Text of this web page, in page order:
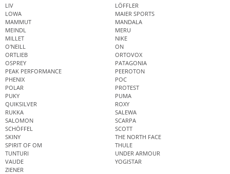
LIV
LÖFFLER
LOWA
MAIER SPORTS
MAMMUT
MANDALA
MEINDL
MERU
MILLET
NIKE
O'NEILL
ON
ORTLIEB
ORTOVOX
OSPREY
PATAGONIA
PEAK PERFORMANCE
PEEROTON
PHENIX
POC
POLAR
PROTEST
PUKY
PUMA
QUIKSILVER
ROXY
RUKKA
SALEWA
SALOMON
SCARPA
SCHÖFFEL
SCOTT
SKINY
THE NORTH FACE
SPIRIT OF OM
THULE
TUNTURI
UNDER ARMOUR
VAUDE
YOGISTAR
ZIENER